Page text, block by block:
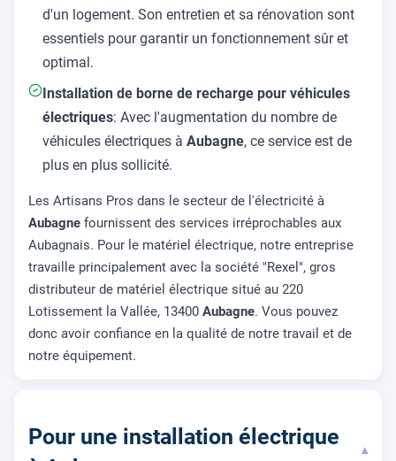
d'un logement. Son entretien et sa rénovation sont
essentiels pour garantir un fonctionnement sûr et
optimal.
Installation de borne de recharge pour véhicules
électriques: Avec l'augmentation du nombre de
véhicules électriques à Aubagne, ce service est de
plus en plus sollicité.
Les Artisans Pros dans le secteur de l'électricité à
Aubagne fournissent des services irréprochables aux
Aubagnais. Pour le matériel électrique, notre entreprise
travaille principalement avec la société "Rexel", gros
distributeur de matériel électrique situé au 220
Lotissement la Vallée, 13400 Aubagne. Vous pouvez
donc avoir confiance en la qualité de notre travail et de
notre équipement.
Pour une installation électrique
▾